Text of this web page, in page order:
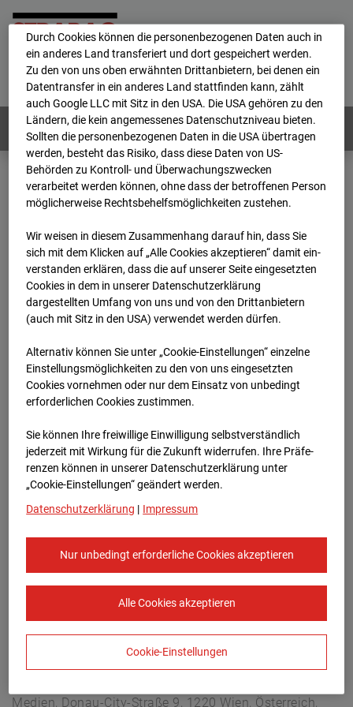
Home E-Mail Impressum
Login
Deutsch / English
Webcams: Alle Länder
Home
Deutschland
BC-189 - BV-Ausbau Bonatzbau -Cam7
Archiv
2026 07 08 12:15
BC-189 - BV-Ausbau
Bonatzbau -Cam7
Arnulf Klett Platz, 70173 Stuttgart
Zur Übersicht
Europe/Berlin
Medien, Donau-City-Straße 9, 1220 Wien, Österreich,
Durch Cookies können die personenbezogenen Daten auch in
ein anderes Land transferiert und dort gespeichert werden.
Zu den von uns oben erwähnten Drittanbietern, bei denen ein
Datentransfer in ein anderes Land stattfinden kann, zählt
auch Google LLC mit Sitz in den USA. Die USA gehören zu den
Ländern, die kein angemessenes Datenschutzniveau bieten.
Sollten die personenbezogenen Daten in die USA übertragen
werden, besteht das Risiko, dass diese Daten von US-
Behörden zu Kontroll- und Überwachungszwecken
verarbeitet werden können, ohne dass der betroffenen Person
möglicherweise Rechtsbehelfsmöglichkeiten zustehen.
Wir weisen in diesem Zusammenhang darauf hin, dass Sie
sich mit dem Klicken auf „Alle Cookies akzeptieren“ damit ein­
ver­standen erklären, dass die auf unserer Seite eingesetzten
Cookies in dem in unserer Datenschutzerklärung
dargestellten Umfang von uns und von den Drittanbietern
(auch mit Sitz in den USA) verwendet werden dürfen.
Alternativ können Sie unter „Cookie-Einstellungen“ einzelne
Einstellungsmöglichkeiten zu den von uns eingesetzten
Cookies vornehmen oder nur dem Einsatz von unbedingt
erforderlichen Cookies zustimmen.
Sie können Ihre freiwillige Einwilligung selbstverständlich
jederzeit mit Wirkung für die Zukunft widerrufen. Ihre Prä­fe­
renzen können in unserer Datenschutzerklärung unter
„Cookie-Einstellungen“ geändert werden.
Datenschutzerklärung | Impressum
Nur unbedingt erforderliche Cookies akzeptieren
Alle Cookies akzeptieren
Cookie-Einstellungen